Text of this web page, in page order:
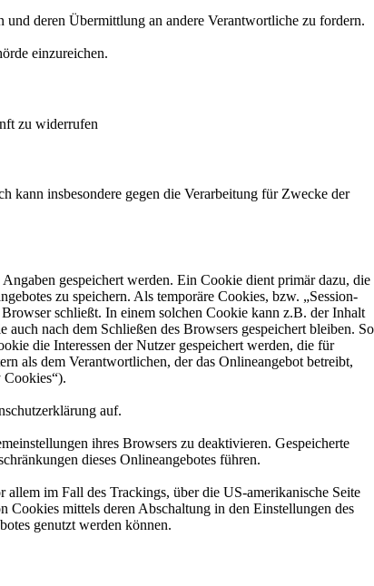
und deren Übermittlung an andere Verantwortliche zu fordern.
einzureichen.
zu widerrufen
kann insbesondere gegen die Verarbeitung für Zwecke der
gespeichert werden. Ein Cookie dient primär dazu, die
zu speichern. Als temporäre Cookies, bzw. „Session-
schließt. In einem solchen Cookie kann z.B. der Inhalt
nach dem Schließen des Browsers gespeichert bleiben. So
die Interessen der Nutzer gespeichert werden, die für
als dem Verantwortlichen, der das Onlineangebot betreibt,
Cookies“).
auf.
ihres Browsers zu deaktivieren. Gespeicherte
dieses Onlineangebotes führen.
im Fall des Trackings, über die US-amerikanische Seite
mittels deren Abschaltung in den Einstellungen des
genutzt werden können.